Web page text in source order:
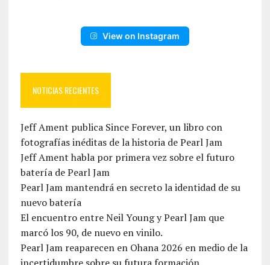
View on Instagram
NOTICIAS RECIENTES
Jeff Ament publica Since Forever, un libro con
fotografías inéditas de la historia de Pearl Jam
Jeff Ament habla por primera vez sobre el futuro
batería de Pearl Jam
Pearl Jam mantendrá en secreto la identidad de su
nuevo batería
El encuentro entre Neil Young y Pearl Jam que
marcó los 90, de nuevo en vinilo.
Pearl Jam reaparecen en Ohana 2026 en medio de la